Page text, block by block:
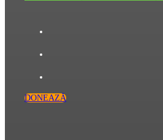
DONEAZĂ